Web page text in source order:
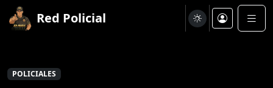
Red Policial
POLICIALES